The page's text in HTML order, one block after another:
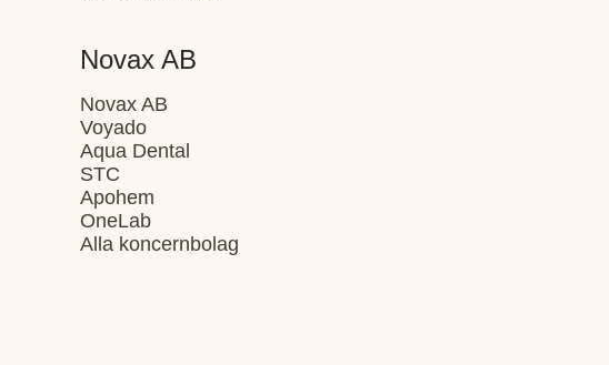
Novax AB
Novax AB
Voyado
Aqua Dental
STC
Apohem
OneLab
Alla koncernbolag